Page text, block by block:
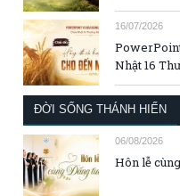
16/07/2026
Nhật 16
ĐỜI SỐNG THÁNH HIẾN
06/08/2026
Hôn lễ